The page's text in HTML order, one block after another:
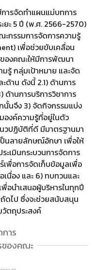
ารจัดทำแผนแม่บทการ
ยะ 5 ปี (พ.ศ. 2566-2570)
กรรมการจัดการความรู้
เพื่อช่วยขับเคลื่อน
ของคณะให้มีการพัฒนา
มรู้ กลุ่มเป้าหมาย และจัด
ด้าน ดังนี้ 2.1) ด้านการ
ด้านการบริการวิชาการ
นั้นจึง 3) จัดกิจกรรมแบ่ง
องค์ความรู้ที่อยู่ในตัว
วปฏิบัติที่ดี มีมาตรฐานมา
ป็นลายลักษณ์อักษา เพื่อให้
ะเมินกระบวนการจัดการ
เพื่อการจัดเก็บข้อมูลเพื่อ
เนื่อง และ 6) ทบทวนและ
อนำเสนอผู้บริหารในทุกปี
ดไป ซึ่งจะช่วยสนับสนุน
ตถุประสงค์
าร
ของคณะ